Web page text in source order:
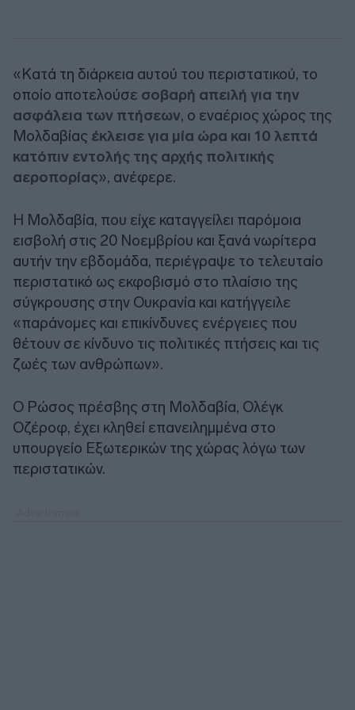
«Κατά τη διάρκεια αυτού του περιστατικού, το
οποίο αποτελούσε σοβαρή απειλή για την
ασφάλεια των πτήσεων, ο εναέριος χώρος της
Μολδαβίας έκλεισε για μία ώρα και 10 λεπτά
κατόπιν εντολής της αρχής πολιτικής
αεροπορίας», ανέφερε.
Η Μολδαβία, που είχε καταγγείλει παρόμοια
εισβολή στις 20 Νοεμβρίου και ξανά νωρίτερα
αυτήν την εβδομάδα, περιέγραψε το τελευταίο
περιστατικό ως εκφοβισμό στο πλαίσιο της
σύγκρουσης στην Ουκρανία και κατήγγειλε
«παράνομες και επικίνδυνες ενέργειες που
θέτουν σε κίνδυνο τις πολιτικές πτήσεις και τις
ζωές των ανθρώπων».
Ο Ρώσος πρέσβης στη Μολδαβία, Ολέγκ
Οζέροφ, έχει κληθεί επανειλημμένα στο
υπουργείο Εξωτερικών της χώρας λόγω των
περιστατικών.